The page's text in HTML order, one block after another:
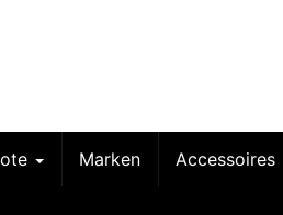
Marken Accessoires